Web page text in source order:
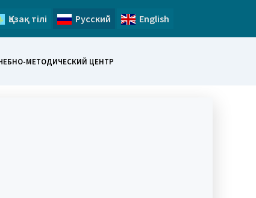
Қазақ тілі Русский English
МЕТОДИЧЕСКИЙ ЦЕНТР